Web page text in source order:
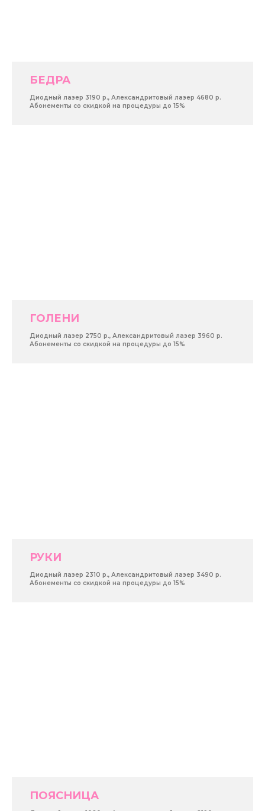
БЕДРА
Диодный лазер 3190 р., Александритовый лазер 4680 р.
Абонементы со скидкой на процедуры до 15%
ГОЛЕНИ
Диодный лазер 2750 р., Александритовый лазер 3960 р.
Абонементы со скидкой на процедуры до 15%
РУКИ
Диодный лазер 2310 р., Александритовый лазер 3490 р.
Абонементы со скидкой на процедуры до 15%
ПОЯСНИЦА